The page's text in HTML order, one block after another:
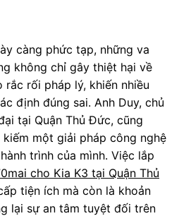
càng phức tạp, những va
không chỉ gây thiệt hại về
rối pháp lý, khiến nhiều
định đúng sai. Anh Duy, chủ
tại Quận Thủ Đức, cũng
một giải pháp công nghệ
trình của mình. Việc lắp
cho Kia K3 tại Quận Thủ
tiện ích mà còn là khoản
lại sự an tâm tuyệt đối trên